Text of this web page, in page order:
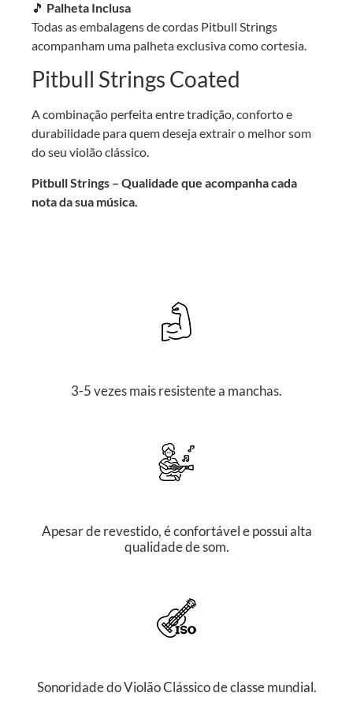
🎵 Palheta Inclusa
Todas as embalagens de cordas Pitbull Strings
acompanham uma palheta exclusiva como cortesia.
Pitbull Strings Coated
A combinação perfeita entre tradição, conforto e
durabilidade para quem deseja extrair o melhor som
do seu violão clássico.
Pitbull Strings – Qualidade que acompanha cada
nota da sua música.
3-5 vezes mais resistente a manchas.
Apesar de revestido, é confortável e possui alta
qualidade de som.
Sonoridade do Violão Clássico de classe mundial.